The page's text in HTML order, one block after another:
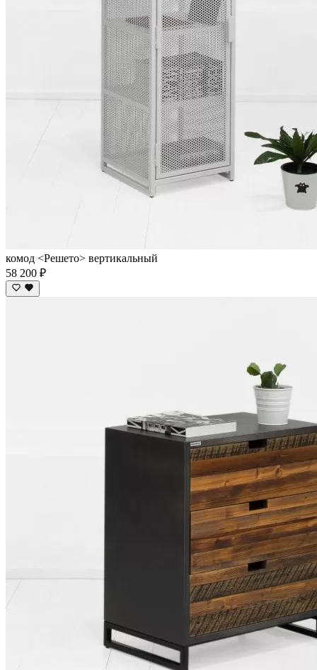
комод <Решето> вертикальный
58 200 ₽